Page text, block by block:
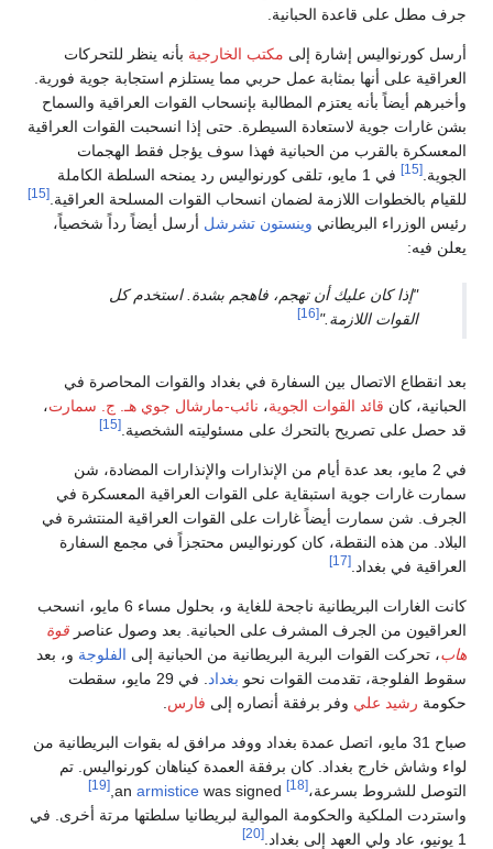
جرف مطل على قاعدة الحبانية.
أرسل كورنواليس إشارة إلى مكتب الخارجية بأنه ينظر للتحركات
العراقية على أنها بمثابة عمل حربي مما يستلزم استجابة جوية فورية.
وأخبرهم أيضاً بأنه يعتزم المطالبة بإنسحاب القوات العراقية والسماح
بشن غارات جوية لاستعادة السيطرة. حتى إذا انسحبت القوات العراقية
المعسكرة بالقرب من الحبانية فهذا سوف يؤجل فقط الهجمات
الجوية. [15]
في 1 مايو، تلقى كورنواليس رد يمنحه السلطة الكاملة
للقيام بالخطوات اللازمة لضمان انسحاب القوات المسلحة العراقية. [15]
رئيس الوزراء البريطاني وينستون تشرشل أرسل أيضاً رداً شخصياً،
يعلن فيه:
"إذا كان عليك أن تهجم، فاهجم بشدة. استخدم كل
القوات اللازمة."[16]
بعد انقطاع الاتصال بين السفارة في بغداد والقوات المحاصرة في
الحبانية، كان قائد القوات الجوية، نائب-مارشال جوي هـ. ج. سمارت،
قد حصل على تصريح بالتحرك على مسئوليته الشخصية. [15]
في 2 مايو، بعد عدة أيام من الإنذارات والإنذارات المضادة، شن
سمارت غارات جوية استبقاية على القوات العراقية المعسكرة في
الجرف. شن سمارت أيضاً غارات على القوات العراقية المنتشرة في
البلاد. من هذه النقطة، كان كورنواليس محتجزاً في مجمع السفارة
العراقية في بغداد. [17]
كانت الغارات البريطانية ناجحة للغاية و، بحلول مساء 6 مايو، انسحب
العراقيون من الجرف المشرف على الحبانية. بعد وصول عناصر قوة
هاب، تحركت القوات البرية البريطانية من الحبانية إلى الفلوجة و، بعد
سقوط الفلوجة، تقدمت القوات نحو بغداد
. في 29 مايو، سقطت
حكومة رشيد علي وفر برفقة أنصاره إلى فارس
صباح 31 مايو، اتصل عمدة بغداد ووفد مرافق له بقوات البريطانية من
لواء وشاش خارج بغداد. كان برفقة العمدة كيناهان كورنواليس. تم
التوصل للشروط بسرعة،[18]
an
armistice was signed,
[19]
واستردت الملكية والحكومة الموالية لبريطانيا سلطتها مرتة أخرى. في
1 يونيو، عاد ولي العهد إلى بغداد.
[20]